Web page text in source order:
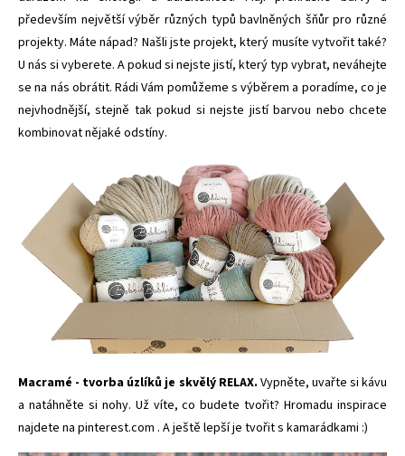
především největší výběr různých typů bavlněných šňůr pro různé
projekty. Máte nápad? Našli jste projekt, který musíte vytvořit také?
U nás si vyberete. A pokud si nejste jistí, který typ vybrat, neváhejte
se na nás obrátit. Rádi Vám pomůžeme s výběrem a poradíme, co je
nejvhodnější, stejně tak pokud si nejste jistí barvou nebo chcete
kombinovat nějaké odstíny.
Macramé - tvorba úzlíků je skvělý RELAX. Vypněte, uvařte si kávu
a natáhněte si nohy. Už víte, co budete tvořit? Hromadu inspirace
najdete na pinterest.com . A ještě lepší je tvořit s kamarádkami :)